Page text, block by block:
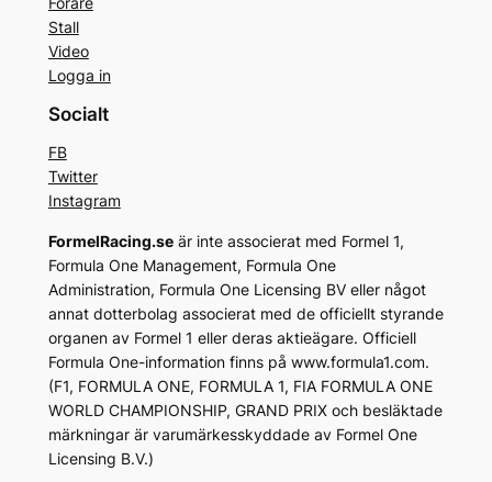
Stall
Video
Logga in
Socialt
FB
Twitter
Instagram
FormelRacing.seär inte associerat med Formel 1,
Formula One Management, Formula One
Administration, Formula One Licensing BV eller något
annat dotterbolag associerat med de officiellt styrande
organen av Formel 1 eller deras aktieägare. Officiell
Formula One-information finns på www.formula1.com.
(F1, FORMULA ONE, FORMULA 1, FIA FORMULA ONE
WORLD CHAMPIONSHIP, GRAND PRIX och besläktade
märkningar är varumärkesskyddade av Formel One
Licensing B.V.)